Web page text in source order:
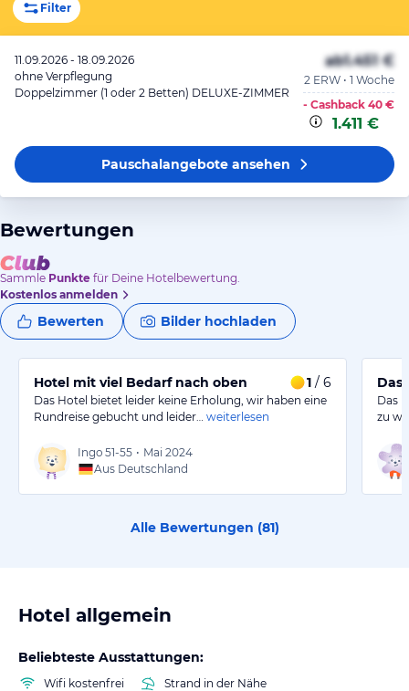
Filter
11.09.2026 - 18.09.2026
ohne Verpflegung
Doppelzimmer (1 oder 2 Betten) DELUXE-ZIMMER
ab1.451 €
2 ERW • 1 Woche
- Cashback 40 €
1.411 €
Pauschalangeboteansehen
Bewertungen
Sammle Punkte für Deine Hotelbewertung.
Kostenlos anmelden
Bewerten Bilder hochladen
Hotel mit viel Bedarf nach oben 1 / 6
Das Hotel bietet leider keine Erholung, wir haben eine
Rundreise gebucht und leider…
weiterlesen
Ingo 51-55 • Mai 2024
Aus Deutschland
Das
Das
zu
Alle Bewertungen (81)
Hotel allgemein
Beliebteste Ausstattungen:
Wifi kostenfrei
Strand in der Nähe